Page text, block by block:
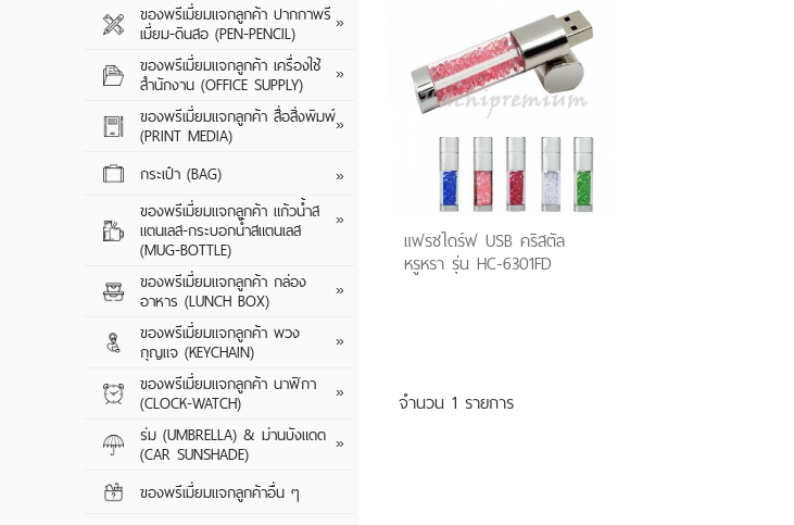
CUSTOM SERIES
GIFT SET
TRAVEL ADAPTER
CABLE CHARGER
เครื่องฟอกอากาศ
พัดลมมินิ / พัดลมตั้งโต๊ะ
CAR CHARGER
ของพรีเมี่ยมแจกลูกค้า ปากกาพรี
เมี่ยม-ดินสอ (PEN-PENCIL) ปากกาพรีเมี่ยม ปากกาสกรีนโลโก้ -
ปากกาพลาสติก
ปากกาโลหะ
ดินสอไม้
ของพรีเมี่ยมแจกลูกค้า เครื่องใช้
สำนักงาน (OFFICE SUPPLY)
แผ่นรองเมาส์
กล่องใส่นามบัตร
เครื่องคิดเลข
ของพรีเมี่ยมแจกลูกค้า สื่อสิ่งพิมพ์
(PRINT MEDIA)
สมุดรักษ์โลก
ถุงกระดาษ / ถุงพลาสติก
พัดกระดาษ / พัดพลาสติก
แฟ้มกระดาษ / แฟ้มพลาสติก
กระเป๋า (BAG)
กระเป๋าผ้า
กระเป๋าผ้าสปันบอนด์
กระเป๋าผ้าพับเก็บได้
กระเป๋าเป้ / กระเป๋าใส่โน๊ตบุ๊ค
กระเป๋าอเนกประสงค์
ของพรีเมี่ยมแจกลูกค้า แก้วน้ำส
แตนเลส-กระบอกน้ำสแตนเลส
(MUG-BOTTLE)
พับเก็บได้
พลาสติก / แบบรักษ์โลก
ของพรีเมี่ยมแจกลูกค้า กล่อง
อาหาร (LUNCH BOX)
ของพรีเมี่ยมแจกลูกค้า พวง
กุญแจ (KEYCHAIN)
พวงกุญแจไฟฉาย ( LED )
ของพรีเมี่ยมแจกลูกค้า นาฬิกา
(CLOCK-WATCH)
นาฬิกาข้อมือ
ร่ม (UMBRELLA) & ม่านบังแดด
(CAR SUNSHADE)
ของพรีเมี่ยมแจกลูกค้าอื่น ๆ
ของพรีเมี่ยมแจกลูกค้า ปากกาพรี
เมี่ยม-ดินสอ (PEN-PENCIL) »
ของพรีเมี่ยมแจกลูกค้า เครื่องใช้
สำนักงาน (OFFICE SUPPLY) »
ของพรีเมี่ยมแจกลูกค้า สื่อสิ่งพิมพ์
(PRINT MEDIA) »
กระเป๋า (BAG) »
ของพรีเมี่ยมแจกลูกค้า แก้วน้ำส
แตนเลส-กระบอกน้ำสแตนเลส
(MUG-BOTTLE)
»
ของพรีเมี่ยมแจกลูกค้า กล่อง
อาหาร (LUNCH BOX) »
ของพรีเมี่ยมแจกลูกค้า พวง
กุญแจ (KEYCHAIN) »
ของพรีเมี่ยมแจกลูกค้า นาฬิกา
(CLOCK-WATCH) »
ร่ม (UMBRELLA) & ม่านบังแดด
(CAR SUNSHADE) »
ของพรีเมี่ยมแจกลูกค้าอื่น ๆ
แฟรชไดร์ฟ USB คริสตัล
หรูหรา รุ่น HC-6301FD
จำนวน 1 รายการ